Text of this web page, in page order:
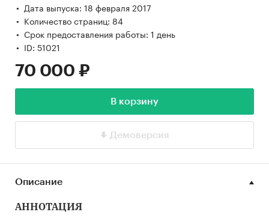
Дата выпуска: 18 февраля 2017
Количество страниц: 84
Срок предоставления работы: 1 день
ID: 51021
70 000 ₽
В корзину
Демоверсия
Описание
АННОТАЦИЯ